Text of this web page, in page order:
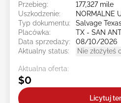
Przebieg:
177,327 mile
Uszkodzenie:
NORMALNE
Typ dokumentu:
Salvage
Placówka:
TX - SAN
Data sprzedaży:
08/10/2026
Aktualny status:
Nie złożyłeś
Aktualna oferta:
$0
Licytuj